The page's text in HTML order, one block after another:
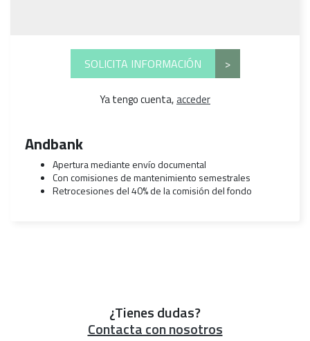
SOLICITA INFORMACIÓN >
Ya tengo cuenta,acceder
Andbank
Apertura mediante envío documental
Con comisiones de mantenimiento semestrales
Retrocesiones del 40% de la comisión del fondo
¿Tienes dudas?
Contacta con nosotros